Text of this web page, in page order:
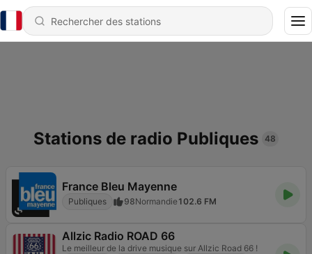
Stations de radio Publiques 48
France Bleu Mayenne
Publiques 98Normandie102.6 FM
Allzic Radio ROAD 66
Le meilleur de la drive musique sur Allzic Road 66 !